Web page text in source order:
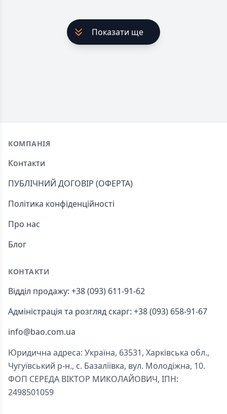
Показати ще
Footer
КОМПАНІЯ
Контакти
ПУБЛІЧНИЙ ДОГОВІР (ОФЕРТА)
Політика конфіденційності
Про нас
Блог
КОНТАКТИ
Відділ продажу: +38 (093) 611-91-62
Адміністрація та розгляд скарг: +38 (093) 658-91-67
info@bao.com.ua
Юридична адреса: Україна, 63531, Харківська обл.,
Чугуївський р-н., с. Базаліївка, вул. Молодіжна, 10.
ФОП СЕРЕДА ВІКТОР МИКОЛАЙОВИЧ, ІПН:
2498501059